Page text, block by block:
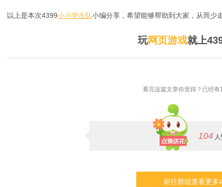
以上是本次4399小小突击队小编分享，希望能够帮助到大家，从而少
玩网页游戏就上
看完这篇文章你觉得？已经有
104
前往群组查看更多